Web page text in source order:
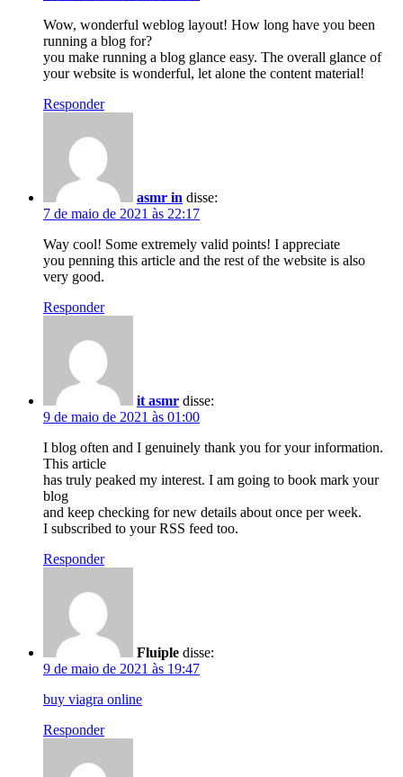
Wow, wonderful weblog layout! How long have you been
running a blog for?
you make running a blog glance easy. The overall glance of
your website is wonderful, let alone the content material!
Responder
asmr in disse:
7 de maio de 2021 às 22:17
Way cool! Some extremely valid points! I appreciate
you penning this article and the rest of the website is also
very good.
Responder
it asmr disse:
9 de maio de 2021 às 01:00
I blog often and I genuinely thank you for your information.
This article
has truly peaked my interest. I am going to book mark your
blog
and keep checking for new details about once per week.
I subscribed to your RSS feed too.
Responder
Fluiple disse:
9 de maio de 2021 às 19:47
buy viagra online
Responder